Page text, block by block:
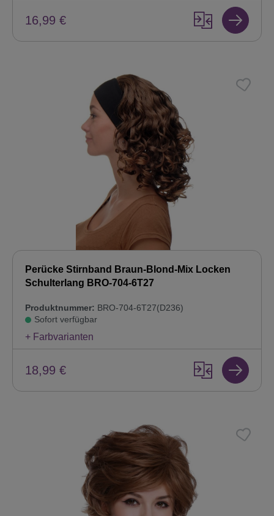
16,99 €
Perücke Stirnband Braun-Blond-Mix Locken
Schulterlang BRO-704-6T27
Produktnummer: BRO-704-6T27(D236)
Sofort verfügbar
+ Farbvarianten
18,99 €